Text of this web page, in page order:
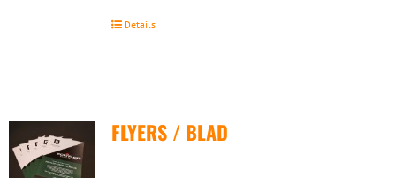
Details
FLYERS / BLAD